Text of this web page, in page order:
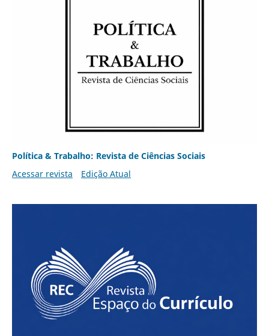
Política & Trabalho: Revista de Ciências Sociais
Acessar revista
Edição Atual